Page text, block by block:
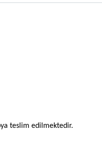
teslim edilmektedir.